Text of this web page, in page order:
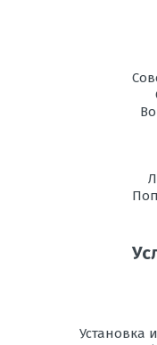
Установка